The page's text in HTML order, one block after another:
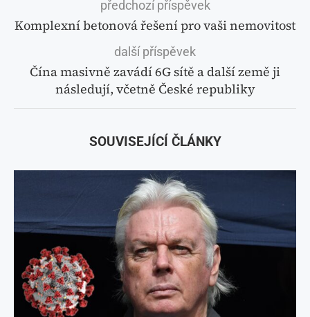
předchozí příspěvek
Komplexní betonová řešení pro vaši nemovitost
další příspěvek
Čína masivně zavádí 6G sítě a další země ji
následují, včetně České republiky
SOUVISEJÍCÍ ČLÁNKY